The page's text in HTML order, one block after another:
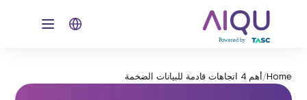
Home
/أهم 4 اتجاهات قادمة للبيانات الضخمة